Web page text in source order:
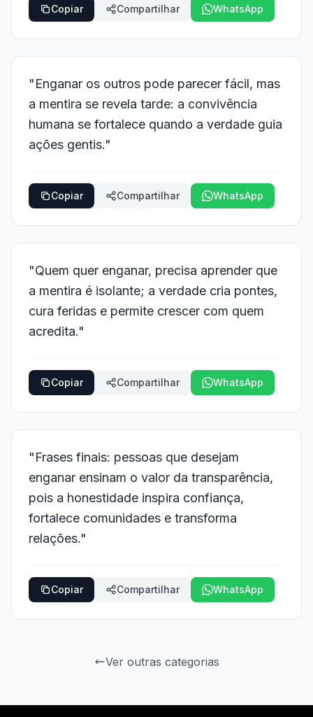
Copiar Compartilhar WhatsApp
"Enganar os outros pode parecer fácil, mas
a mentira se revela tarde: a convivência
humana se fortalece quando a verdade guia
ações gentis."
Copiar Compartilhar WhatsApp
"Quem quer enganar, precisa aprender que
a mentira é isolante; a verdade cria pontes,
cura feridas e permite crescer com quem
acredita."
Copiar Compartilhar WhatsApp
"Frases finais: pessoas que desejam
enganar ensinam o valor da transparência,
pois a honestidade inspira confiança,
fortalece comunidades e transforma
relações."
Copiar Compartilhar WhatsApp
Ver outras categorias